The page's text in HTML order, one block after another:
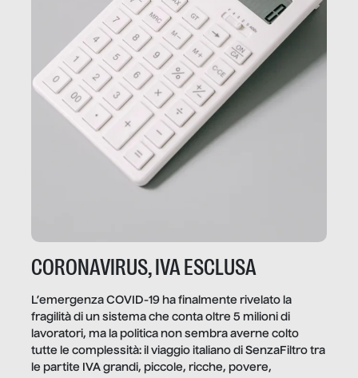
CORONAVIRUS, IVA ESCLUSA
L’emergenza COVID-19 ha finalmente rivelato la
fragilità di un sistema che conta oltre 5 milioni di
lavoratori, ma la politica non sembra averne colto
tutte le complessità: il viaggio italiano di SenzaFiltro tra
le partite IVA grandi, piccole, ricche, povere,